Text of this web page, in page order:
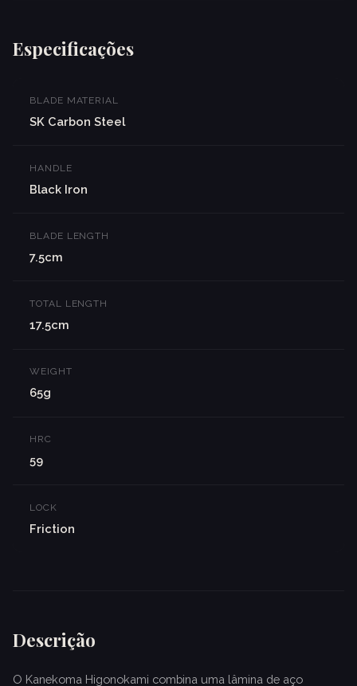
Especificações
BLADE MATERIAL
SK Carbon Steel
HANDLE
Black Iron
BLADE LENGTH
7.5cm
TOTAL LENGTH
17.5cm
WEIGHT
65g
HRC
59
LOCK
Friction
Descrição
O Kanekoma Higonokami combina uma lâmina de aço